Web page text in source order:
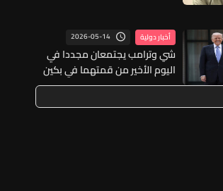
أخبار دولية 2026-05-14
شي وترامب يجتمعان مجددا في
اليوم الأخير من قمتهما في بكين